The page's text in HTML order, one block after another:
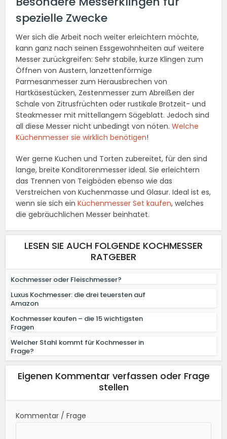
spezielle Zwecke
Wer sich die Arbeit noch weiter erleichtern möchte,
kann ganz nach seinen Essgewohnheiten auf weitere
Messer zurückgreifen: Sehr stabile, kurze Klingen zum
Öffnen von Austern, lanzettenförmige
Parmesanmesser zum Herausbrechen von
Hartkäsestücken, Zestenmesser zum Abreißen der
Schale von Zitrusfrüchten oder rustikale Brotzeit- und
Steakmesser mit mittellangem Sägeblatt. Jedoch sind
all diese Messer nicht unbedingt von nöten.Welche
Küchenmesser sie wirklich benötigen!
Wer gerne Kuchen und Torten zubereitet, für den sind
lange, breite Konditorenmesser ideal. Sie erleichtern
das Trennen von Teigböden ebenso wie das
Verstreichen von Kuchenmasse und Glasur. Ideal ist es,
wenn sie sich einKüchenmesser Set kaufen, welches
die gebräuchlichen Messer beinhatet.
LESEN SIE AUCH FOLGENDE KOCHMESSER
RATGEBER
Kochmesser oder Fleischmesser?
Luxus Kochmesser: die drei teuersten auf
Amazon
Kochmesser kaufen – die 15 wichtigsten
Fragen
Welcher Stahl kommt für Kochmesser in
Frage?
Eigenen Kommentar verfassen oder Frage
stellen
Kommentar / Frage